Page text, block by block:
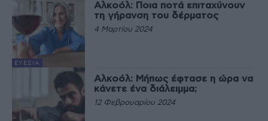
ΕΥΕΞΊΑ
Αλκοόλ: Ποια ποτά επιταχύνουν
τη γήρανση του δέρματος
4 Μαρτίου 2024
Αλκοόλ: Μήπως έφτασε η ώρα να
κάνετε ένα διάλειμμα;
12 Φεβρουαρίου 2024